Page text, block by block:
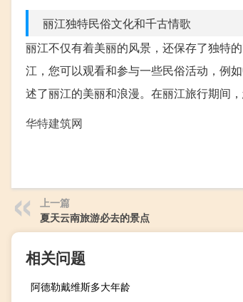
丽江独特民俗文化和千古情歌
丽江不仅有着美丽的风景，还保存了独特
江，您可以观看和参与一些民俗活动，例
述了丽江的美丽和浪漫。在丽江旅行期间
华特建筑网
上一篇
夏天云南旅游必去的景点
相关问题
阿德勒戴维斯多大年龄